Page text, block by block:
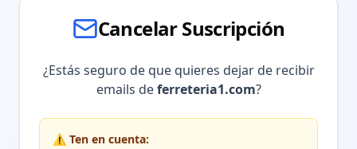
Cancelar Suscripción
¿Estás seguro de que quieres dejar de recibir
emails deferreteria1.com?
⚠️ Ten en cuenta: